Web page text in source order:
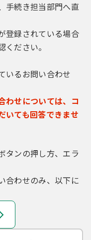
手続き担当部門へ直
登録されている場合
ださい。
いるお問い合わせ
わせについては、コ
いても回答できませ
タンの押し方、エラ
合わせのみ、以下に